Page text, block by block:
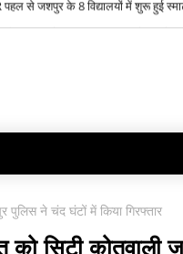
बनने का अवसर, जशपुर में 10 से 12
पुलिस ने चंद घंटों में किया गिरफ्तार
को सिटी